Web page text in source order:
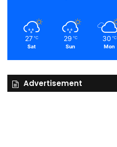
27 ℃
Sat
29 ℃
Sun
30 ℃
Mon
Advertisement